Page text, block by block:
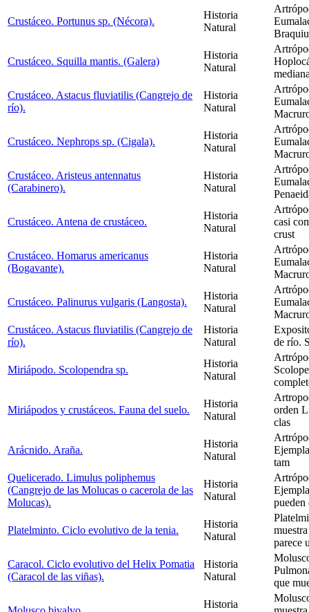
Crustáceo. Portunus sp. (Nécora).
Historia
Natural
Crustáceo. Squilla mantis. (Galera)
Historia
Natural
Crustáceo. Astacus fluviatilis (Cangrejo de
río).
Historia
Natural
Crustáceo. Nephrops sp. (Cigala).
Historia
Natural
Crustáceo. Aristeus antennatus
(Carabinero).
Historia
Natural
Crustáceo. Antena de crustáceo.
Historia
Natural
casi
crust
Crustáceo. Homarus americanus
(Bogavante).
Historia
Natural
Crustáceo. Palinurus vulgaris (Langosta).
Historia
Natural
Crustáceo. Astacus fluviatilis (Cangrejo de
río).
Historia
Natural
de río.
Miriápodo. Scolopendra sp.
Historia
Natural
Miriápodos y crustáceos. Fauna del suelo.
Historia
Natural
orden
clas
Arácnido. Araña.
Historia
Natural
tam
Quelicerado. Limulus poliphemus
(Cangrejo de las Molucas o cacerola de las
Molucas).
Historia
Natural
pueden
Platelminto. Ciclo evolutivo de la tenia.
Historia
Natural
parece
Caracol. Ciclo evolutivo del Helix Pomatia
(Caracol de las viñas).
Historia
Natural
que
Historia